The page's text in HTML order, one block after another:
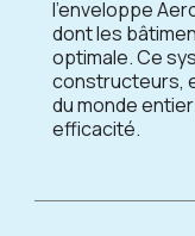
l’enveloppe
dont les
optimale. Ce
constructeurs,
du monde
efficacité.